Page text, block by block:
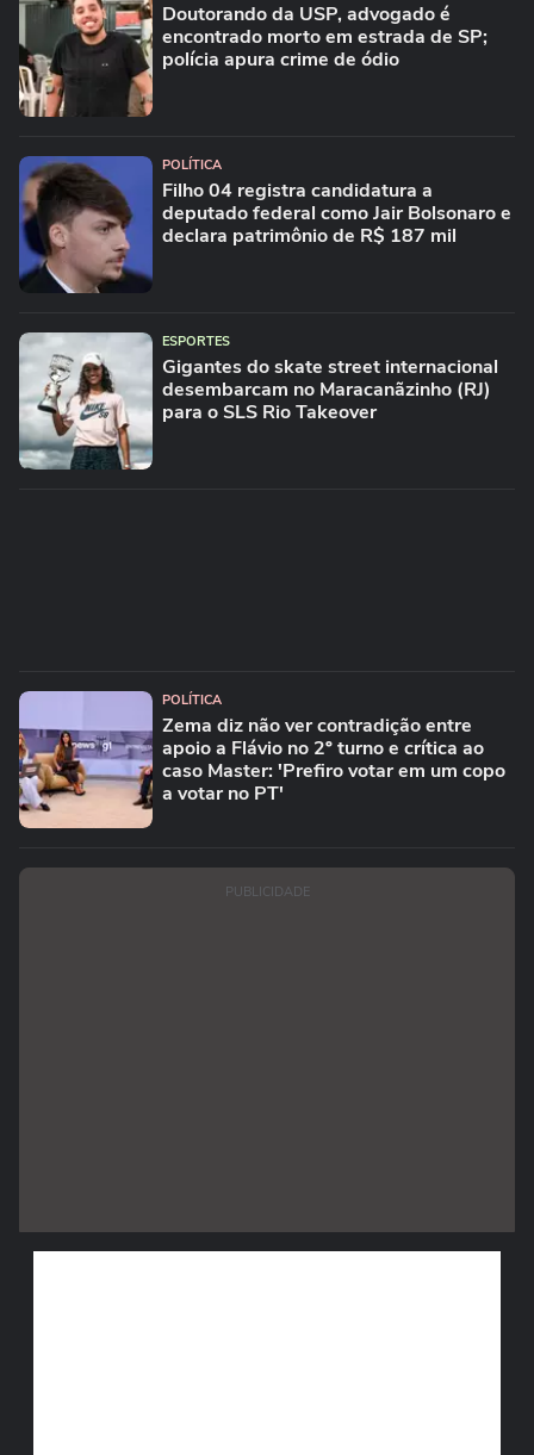
Doutorando da USP, advogado é
encontrado morto em estrada de SP;
polícia apura crime de ódio
POLÍTICA
Filho 04 registra candidatura a
deputado federal como Jair Bolsonaro e
declara patrimônio de R$ 187 mil
ESPORTES
Gigantes do skate street internacional
desembarcam no Maracanãzinho (RJ)
para o SLS Rio Takeover
POLÍTICA
Zema diz não ver contradição entre
apoio a Flávio no 2º turno e crítica ao
caso Master: 'Prefiro votar em um copo
a votar no PT'
PUBLICIDADE